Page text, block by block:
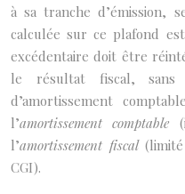
à sa tranche d’émission,
calculée sur ce plafond
excédentaire doit être
le résultat fiscal,
d’amortissement
l’amortissement comptable
l’amortissement fiscal(limité
CGI).